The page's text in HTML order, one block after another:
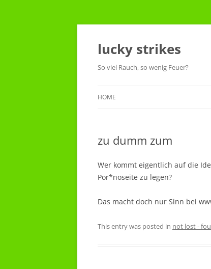
Skip
content
lucky strikes
So viel Rauch, so wenig Feuer?
HOME
zu dumm zum
Wer kommt eigentlich auf die
Por*noseite zu legen?
Das macht doch nur Sinn bei
This entry was posted in not lost -